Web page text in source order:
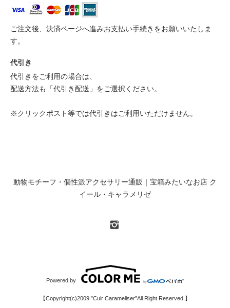
ご注文後、決済ページへ進みお支払い手続きをお願いいたしま
す。
代引き
代引きをご利用の場合は、
配送方法も「代引き配送」をご選択ください。
※クリックポスト等では代引きはご利用いただけません。
動物モチーフ・個性派アクセサリー通販｜宝箱みたいなお店 ク
イール・キャラメリゼ
Powered by
【Copyright(c)2009 ”Cuir Carameliser”All Right Reserved.】